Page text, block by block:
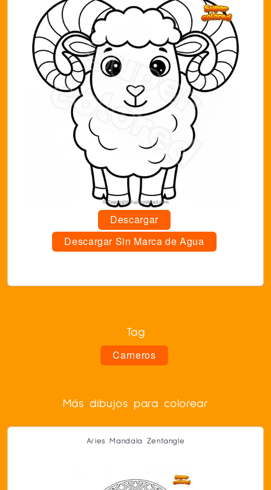
Descargar
Descargar Sin Marca de Agua
Tag
Carneros
Más dibujos para colorear
Aries Mandala Zentangle